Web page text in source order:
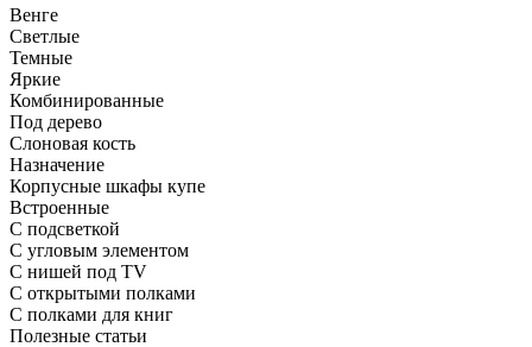
Венге
Светлые
Темные
Яркие
Комбинированные
Под дерево
Слоновая кость
Назначение
Корпусные шкафы купе
Встроенные
С подсветкой
С угловым элементом
С нишей под TV
С открытыми полками
С полками для книг
Полезные статьи